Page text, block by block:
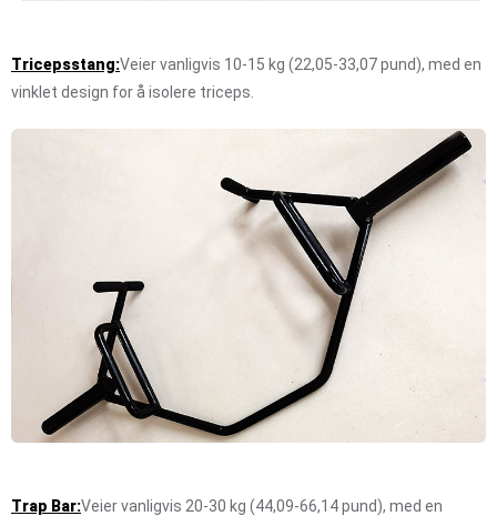
Tricepsstang:Veier vanligvis 10-15 kg (22,05-33,07 pund), med en
vinklet design for å isolere triceps.
Trap Bar:Veier vanligvis 20-30 kg (44,09-66,14 pund), med en